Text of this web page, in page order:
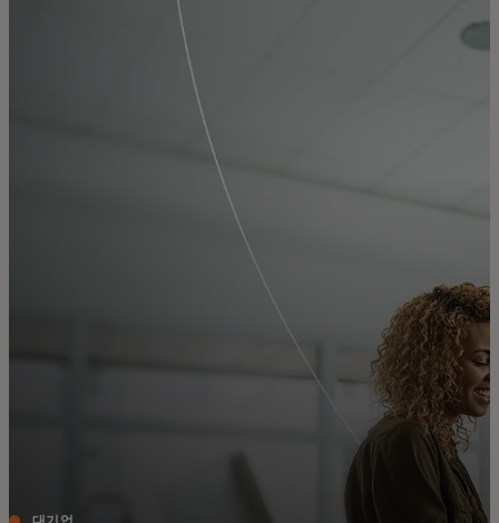
비즈니스 고객
모두를 위한 가치